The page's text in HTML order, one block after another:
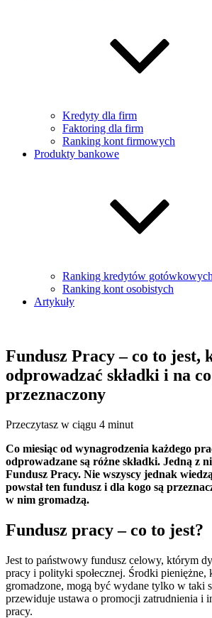
Kredyty dla firm
Faktoring dla firm
Ranking kont firmowych
Produkty bankowe
Ranking kredytów gotówkowych
Ranking kont osobistych
Artykuły
Fundusz Pracy – co to jest,
odprowadzać składki i na
przeznaczony
Przeczytasz w ciągu 4 minut
Co miesiąc od wynagrodzenia każdego
odprowadzane są różne składki. Jedną z
Fundusz Pracy. Nie wszyscy jednak
powstał ten fundusz i dla kogo są
w nim gromadzą.
Fundusz pracy – co to jest?
Jest to państwowy fundusz celowy, którym
pracy i polityki społecznej. Środki pieniężne,
gromadzone, mogą być wydane tylko w taki
przewiduje ustawa o promocji zatrudnienia i
pracy.